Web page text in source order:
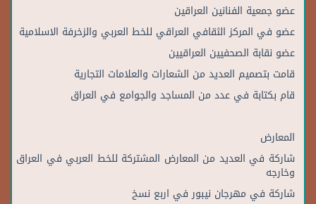
عضو جمعية الفنانين العراقين
عضو في المركز الثقافي العراقي للخط العربي والزخرفة الاسلامية
عضو نقابة الصحفيين العراقيين
قامت بتصمیم العدید من الشعارات والعلامات التجاریة
قام بكتابة في عدد من المساجد والجوامع في العراق
المعارض
شاركة في العدید من المعارض المشتركة للخط العربي في العراق
وخارجه
شاركة في مهرجان نيبور في اربع نسخ